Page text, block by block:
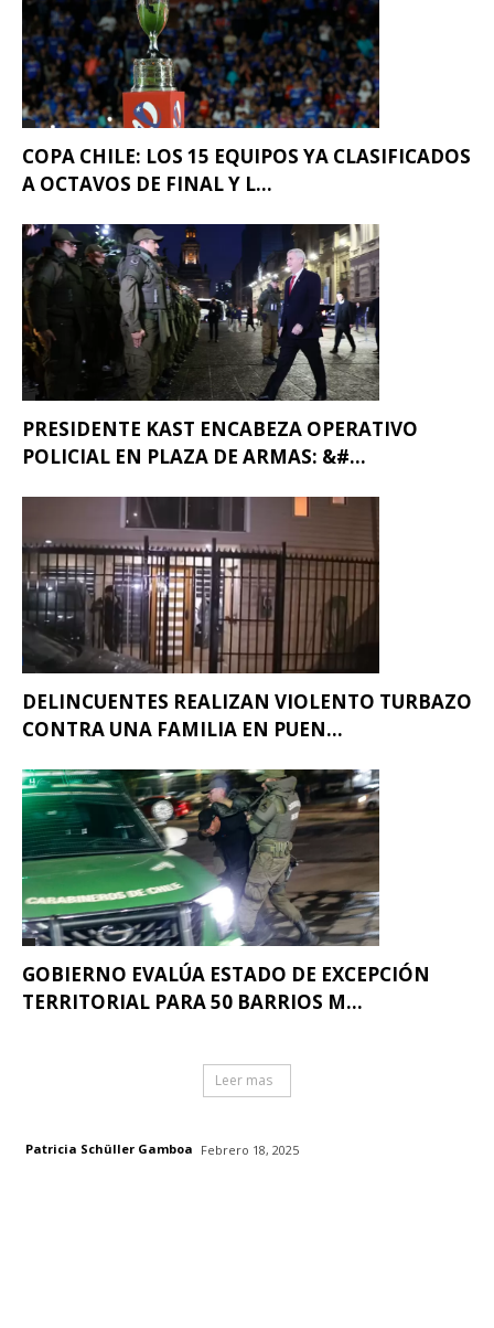
COPA CHILE: LOS 15 EQUIPOS YA CLASIFICADOS
A OCTAVOS DE FINAL Y L...
PRESIDENTE KAST ENCABEZA OPERATIVO
POLICIAL EN PLAZA DE ARMAS: &#...
DELINCUENTES REALIZAN VIOLENTO TURBAZO
CONTRA UNA FAMILIA EN PUEN...
GOBIERNO EVALÚA ESTADO DE EXCEPCIÓN
TERRITORIAL PARA 50 BARRIOS M...
Leer mas
Patricia Schüller Gamboa Febrero 18, 2025